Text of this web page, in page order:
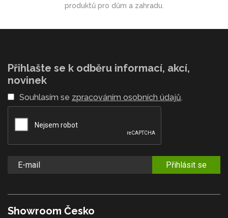
produktů pro dům a zahradu.
Přihlašte se k odběru informací, akcí,
novinek
Souhlasím se zpracováním osobních údajů.
Přihlásit se
Showroom Česko